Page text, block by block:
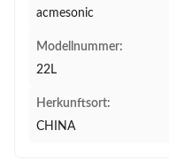
acmesonic
Modellnummer:
22L
Herkunftsort:
CHINA